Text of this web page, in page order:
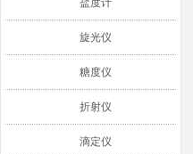
盐度计
旋光仪
糖度仪
折射仪
滴定仪